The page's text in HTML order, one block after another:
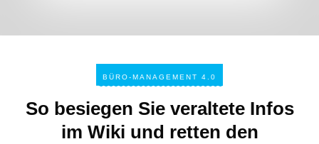
BÜRO-MANAGEMENT 4.0
So besiegen Sie veraltete Infos
im Wiki und retten den